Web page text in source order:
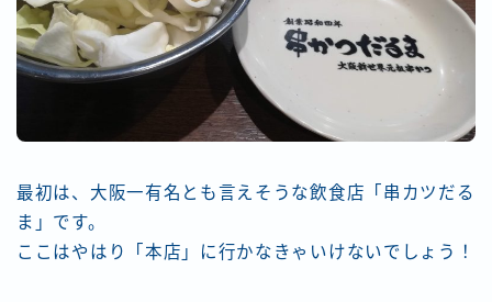
最初は、大阪一有名とも言えそうな飲食店「串カツだる
ま」です。
ここはやはり「本店」に行かなきゃいけないでしょう！